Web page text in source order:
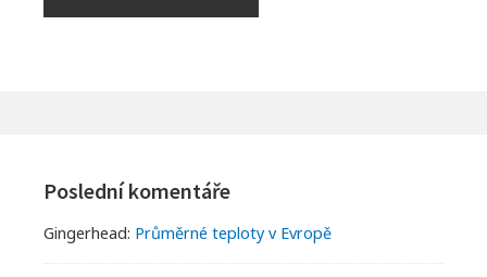
Widgets
Poslední komentáře
Gingerhead: Průměrné teploty v Evropě